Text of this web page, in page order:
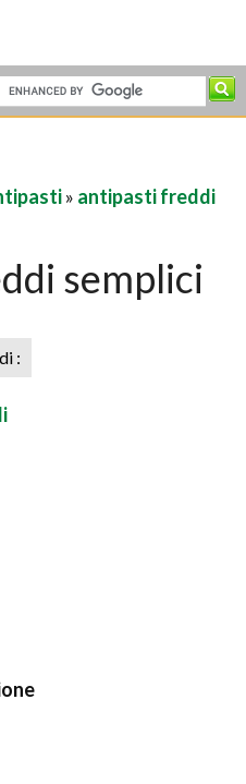
» antipasti freddi
semplici
: